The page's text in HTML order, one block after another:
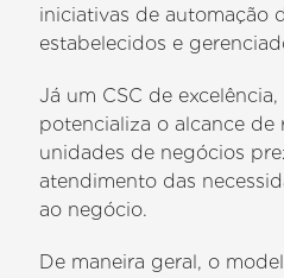
iniciativas de automação
estabelecidos e
Já um CSC de
potencializa o alcance de
unidades de negócios
atendimento das
ao negócio.
De maneira geral, o